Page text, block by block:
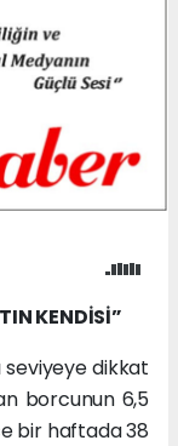
KENDİSİ”
seviyeye dikkat
borcunun 6,5
bir haftada 38